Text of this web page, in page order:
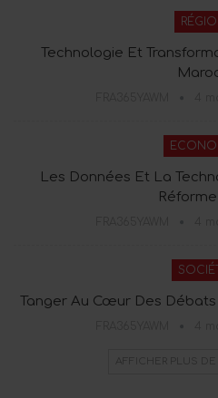
Technologie Et
Les Données Et La
Tanger Au Cœur Des
AFFICHER PLUS